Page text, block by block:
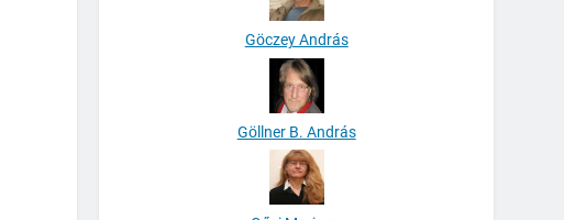
Göczey András
Göllner B. András